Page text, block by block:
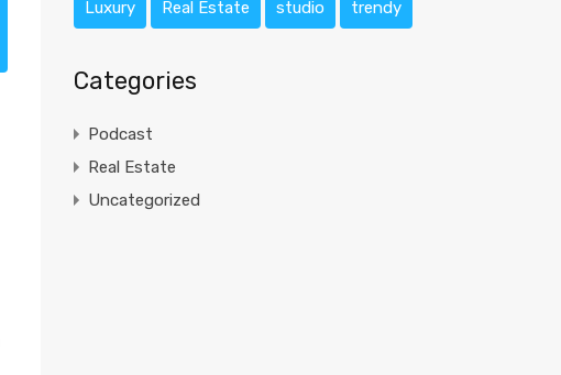
Luxury Real Estate studio trendy
Categories
Podcast
Real Estate
Uncategorized